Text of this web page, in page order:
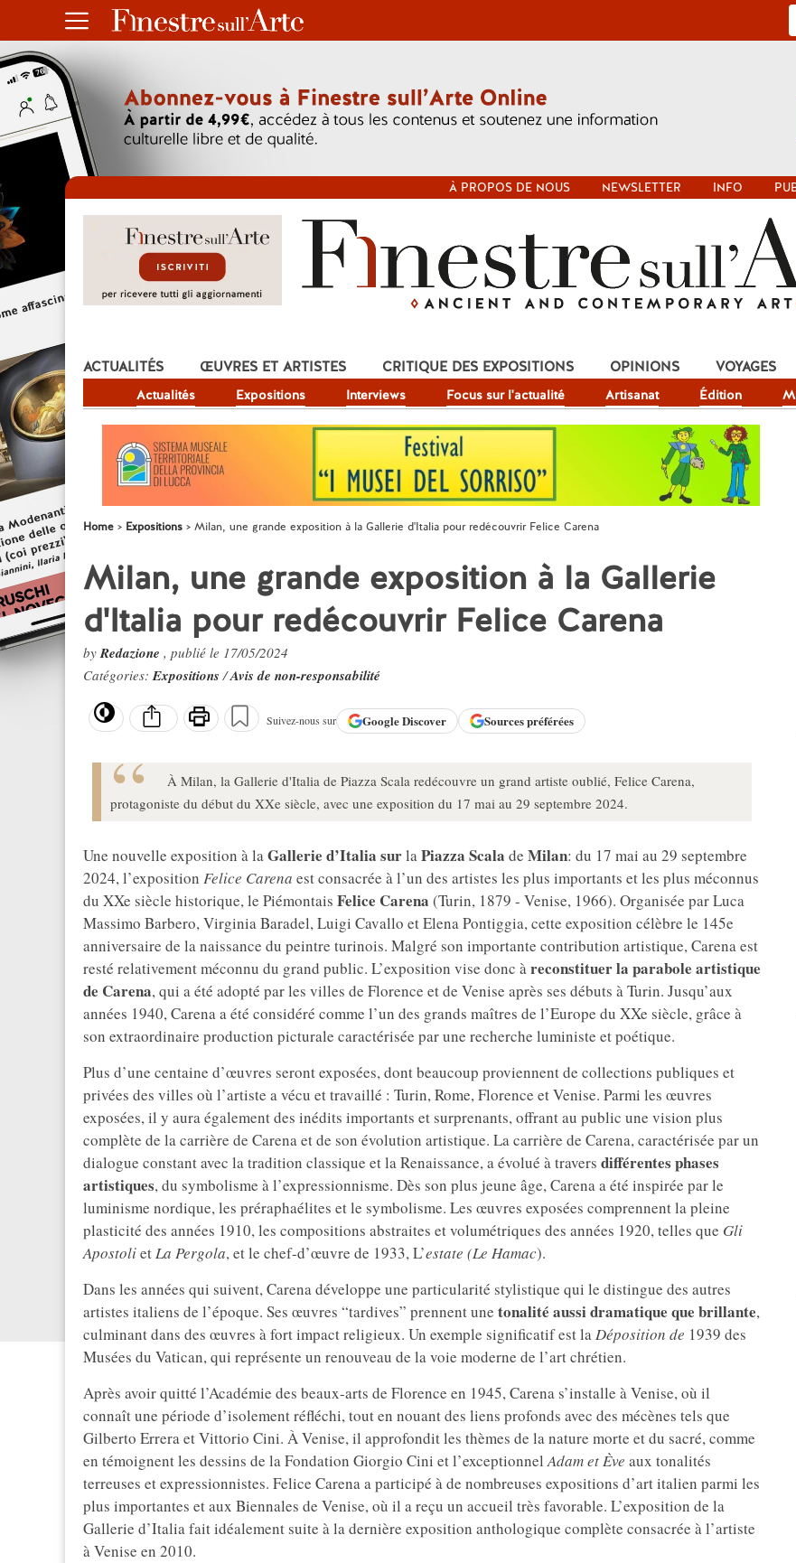
À PROPOS DE NOUS NEWSLETTER INFO
ACTUALITÉS
Actualités Expositions Interviews Focus sur l'actualité Artisanat Édition
ŒUVRES ET ARTISTES CRITIQUE DES EXPOSITIONS OPINIONS VOYAGES
Home Expositions Milan, une grande exposition à la Gallerie d'Italia pour redécouvrir Felice Carena
Milan, une grande exposition à la Gallerie
d'Italia pour redécouvrir Felice Carena
byRedazione , publié le 17/05/2024
Catégories:Expositions/Avis de non-responsabilité
Suivez-nous sur GoogleDiscover Sources préférées
À Milan, la Gallerie d'Italia de Piazza Scala redécouvre un grand artiste oublié, Felice Carena,
protagoniste du début du XXe siècle, avec une exposition du 17 mai au 29 septembre 2024.
Une nouvelle exposition à laGallerie d’Italia surlaPiazza Scala de Milan: du 17 mai au 29 septembre
2024, l’exposition Felice Carena est consacrée à l’un des artistes les plus importants et les plus méconnus
du XXe siècle historique, le Piémontais Felice Carena (Turin, 1879 - Venise, 1966). Organisée par Luca
Massimo Barbero, Virginia Baradel, Luigi Cavallo et Elena Pontiggia, cette exposition célèbre le 145e
anniversaire de la naissance du peintre turinois. Malgré son importante contribution artistique, Carena est
resté relativement méconnu du grand public. L’exposition vise donc àreconstituer la parabole artistique
de Carena, qui a été adopté par les villes de Florence et de Venise après ses débuts à Turin. Jusqu’aux
années 1940, Carena a été considéré comme l’un des grands maîtres de l’Europe du XXe siècle, grâce à
son extraordinaire production picturale caractérisée par une recherche luministe et poétique.
Plus d’une centaine d’œuvres seront exposées, dont beaucoup proviennent de collections publiques et
privées des villes où l’artiste a vécu et travaillé : Turin, Rome, Florence et Venise. Parmi les œuvres
exposées, il y aura également des inédits importants et surprenants, offrant au public une vision plus
complète de la carrière de Carena et de son évolution artistique. La carrière de Carena, caractérisée par un
dialogue constant avec la tradition classique et la Renaissance, a évolué à travers différentes phases
artistiques, du symbolisme à l’expressionnisme. Dès son plus jeune âge, Carena a été inspirée par le
luminisme nordique, les préraphaélites et le symbolisme. Les œuvres exposées comprennent la pleine
plasticité des années 1910, les compositions abstraites et volumétriques des années 1920, telles que Gli
ApostolietLa Pergola, et le chef-d’œuvre de 1933, L’estate (Le Hamac).
Dans les années qui suivent, Carena développe une particularité stylistique qui le distingue des autres
artistes italiens de l’époque. Ses œuvres “tardives” prennent une tonalité aussi dramatique que brillante,
culminant dans des œuvres à fort impact religieux. Un exemple significatif est laDéposition de 1939 des
Musées du Vatican, qui représente un renouveau de la voie moderne de l’art chrétien.
Après avoir quitté l’Académie des beaux-arts de Florence en 1945, Carena s’installe à Venise, où il
connaît une période d’isolement réfléchi, tout en nouant des liens profonds avec des mécènes tels que
Gilberto Errera et Vittorio Cini. À Venise, il approfondit les thèmes de la nature morte et du sacré, comme
en témoignent les dessins de la Fondation Giorgio Cini et l’exceptionnelAdam et Ève aux tonalités
terreuses et expressionnistes. Felice Carena a participé à de nombreuses expositions d’art italien parmi les
plus importantes et aux Biennales de Venise, où il a reçu un accueil très favorable. L’exposition de la
Gallerie d’Italia fait idéalement suite à la dernière exposition anthologique complète consacrée à l’artiste
à Venise en 2010.